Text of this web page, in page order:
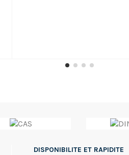
DISPONIBILITE ET RAPIDITE